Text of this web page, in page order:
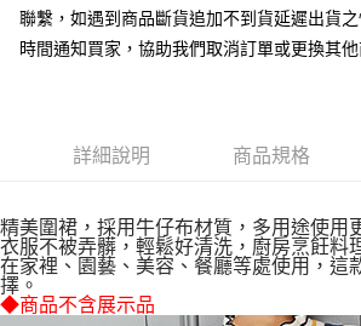
台灣樂天信用卡公司
玉山商業銀行
星展（台
台新國際商業銀行
中國信託
全盈+PAY
【關於「AFTEE先享後付」】
AFTEE先享後付是「在收到商品之後才付款」的支
２．便利：只要手機號碼，簡訊認證，即可結帳。
３．安心：先確認商品／服務後，再付款。
【「AFTEE先享後付」結帳流程】
１．於結帳方式選擇「AFTEE先享後付」後，將跳
ATM付款
運送方式
全家取貨付款三天後到
聯繫，如遇到商品斷貨追加不到貨延遲出貨
時間通知買家，協助我們取消訂單或更換其他
詳細說明 商品規格
精美圍裙，採用牛仔布材質，多用途使用
衣服不被弄髒， 輕鬆好清洗 ， 廚房烹飪料
在家裡、園藝、美容、餐廳等處使用，這
擇。
◆商品不含展示品